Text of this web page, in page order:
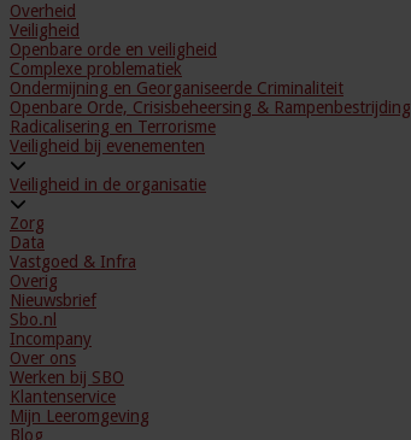
Overheid
Veiligheid
Openbare orde en veiligheid
Complexe problematiek
Ondermijning en Georganiseerde Criminaliteit
Openbare Orde, Crisisbeheersing & Rampenbestrijding
Radicalisering en Terrorisme
Veiligheid bij evenementen
Veiligheid in de organisatie
Zorg
Data
Vastgoed & Infra
Overig
Nieuwsbrief
Sbo.nl
Incompany
Over ons
Werken bij SBO
Klantenservice
Mijn Leeromgeving
Blog